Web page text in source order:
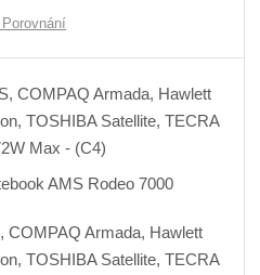
Porovnání
AMS Rodeo 7000
COMPAQ Armada, Hawlett
TOSHIBA Satellite, TECRA